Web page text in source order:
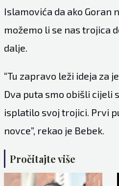
Islamovića da ako Goran
možemo li se nas trojica
dalje.
“Tu zapravo leži ideja za
Dva puta smo obišli cijeli
isplatilo svoj trojici. Prvi
novce”, rekao je Bebek.
Pročitajte više